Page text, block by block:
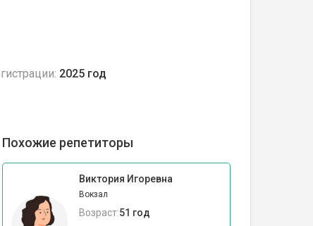
2025 год
Похожие репетиторы
Виктория Игоревна
Вокзал
Возраст:51 год